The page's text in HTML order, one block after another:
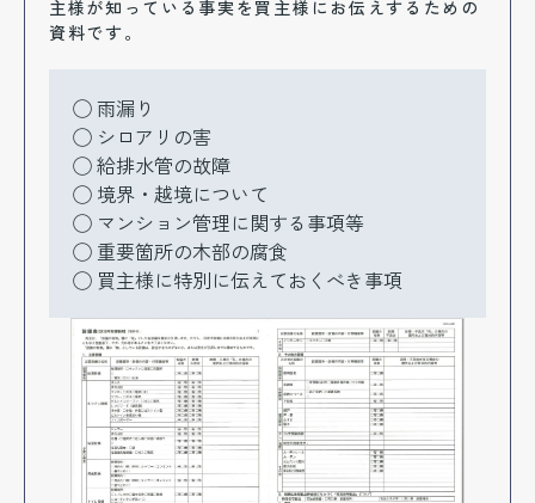
主様が知っている事実を買主様にお伝えするための
資料です。
雨漏り
シロアリの害
給排水管の故障
境界・越境について
マンション管理に関する事項等
重要箇所の木部の腐食
買主様に特別に伝えておくべき事項